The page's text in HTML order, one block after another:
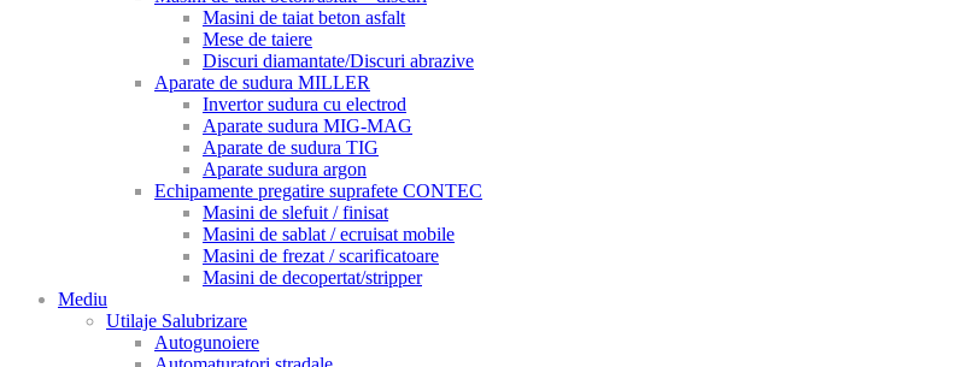
Masini de taiat beton asfalt
Mese de taiere
Discuri diamantate/Discuri abrazive
Aparate de sudura MILLER
Invertor sudura cu electrod
Aparate sudura MIG-MAG
Aparate de sudura TIG
Aparate sudura argon
Echipamente pregatire suprafete CONTEC
Masini de slefuit / finisat
Masini de sablat / ecruisat mobile
Masini de frezat / scarificatoare
Masini de decopertat/stripper
Mediu
Utilaje Salubrizare
Autogunoiere